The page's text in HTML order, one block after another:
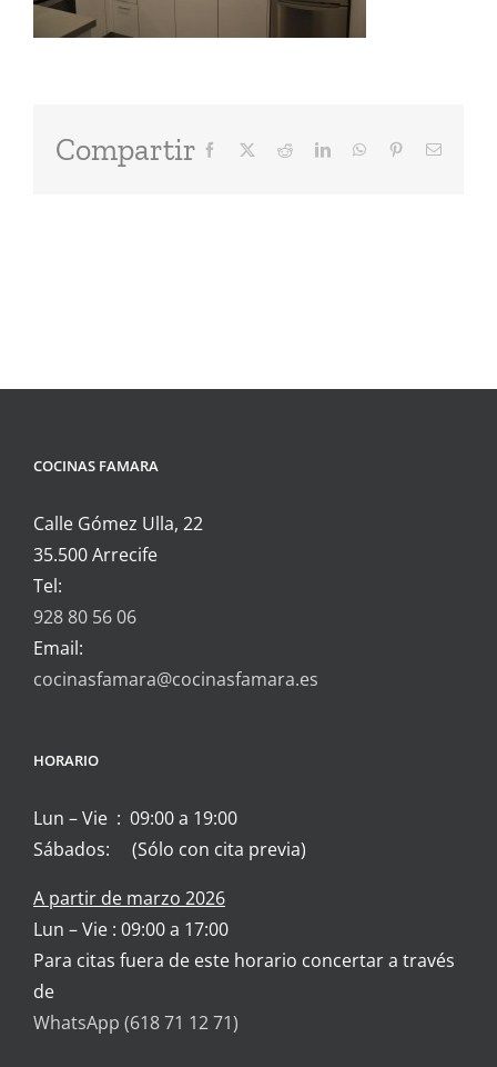
Compartir Facebook RedditLinkedInWhatsAppPinterestCorreo
COCINAS FAMARA
Calle Gómez Ulla, 22
35.500 Arrecife
Tel:
928 80 56 06
Email:
cocinasfamara@cocinasfamara.es
HORARIO
Lun – Vie : 09:00 a 19:00
Sábados: (Sólo con cita previa)
A partir de marzo 2026
Lun – Vie : 09:00 a 17:00
Para citas fuera de este horario concertar a través
de
WhatsApp (618 71 12 71)